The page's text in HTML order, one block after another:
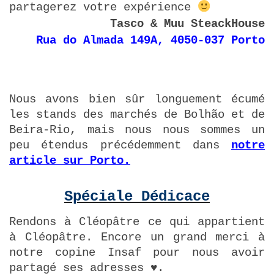
partagerez votre expérience
Tasco & Muu SteackHouse
Rua do Almada 149A, 4050-037 Porto
Nous avons bien sûr longuement écumé
les stands des marchés de Bolhão et de
Beira-Rio, mais nous nous sommes un
peu étendus précédemment dans notre
article sur Porto.
Spéciale Dédicace
Rendons à Cléopâtre ce qui appartient
à Cléopâtre. Encore un grand merci à
notre copine Insaf pour nous avoir
partagé ses adresses ♥.